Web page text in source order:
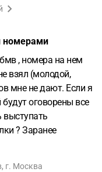
номерами
, номера на нем
взял (молодой,
мне не дают. Если я
оговорены все
выступать
? Заранее
, г. Москва